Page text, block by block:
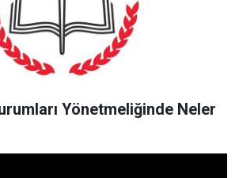
Yönetmeliğinde Neler